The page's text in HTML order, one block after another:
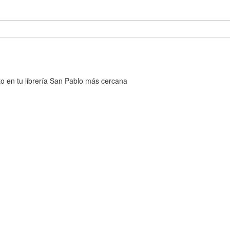
en tu librería San Pablo más cercana